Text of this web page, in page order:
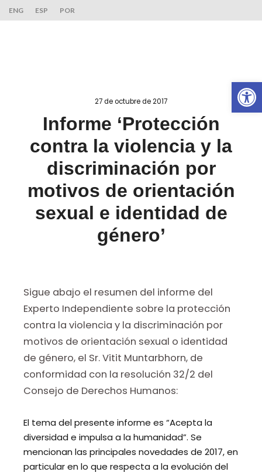
ENG ESP POR
27 de octubre de 2017
Informe ‘Protección
contra la violencia y la
discriminación por
motivos de orientación
sexual e identidad de
género’
Sigue abajo el resumen del informe del
Experto Independiente sobre la protección
contra la violencia y la discriminación por
motivos de orientación sexual o identidad
de género, el Sr. Vitit Muntarbhorn, de
conformidad con la resolución 32/2 del
Consejo de Derechos Humanos:
El tema del presente informe es “Acepta la
diversidad e impulsa a la humanidad”. Se
mencionan las principales novedades de 2017, en
particular en lo que respecta a la evolución del